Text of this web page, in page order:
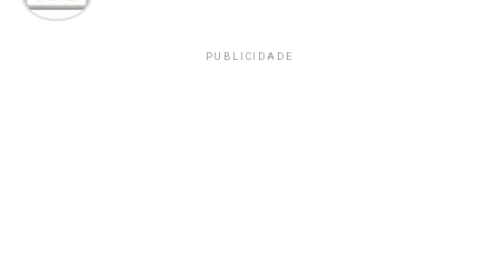
PUBLICIDADE